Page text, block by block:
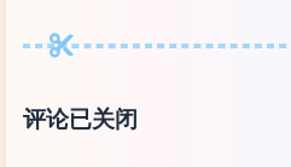
评论已关闭